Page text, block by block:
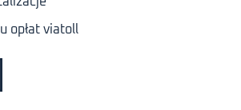
opłat viatoll